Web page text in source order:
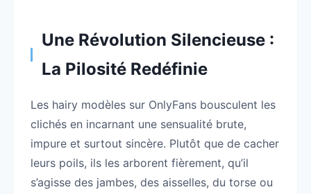
Une Révolution Silencieuse :
La Pilosité Redéfinie
Les hairy modèles sur OnlyFans bousculent les
clichés en incarnant une sensualité brute,
impure et surtout sincère. Plutôt que de cacher
leurs poils, ils les arborent fièrement, qu’il
s’agisse des jambes, des aisselles, du torse ou